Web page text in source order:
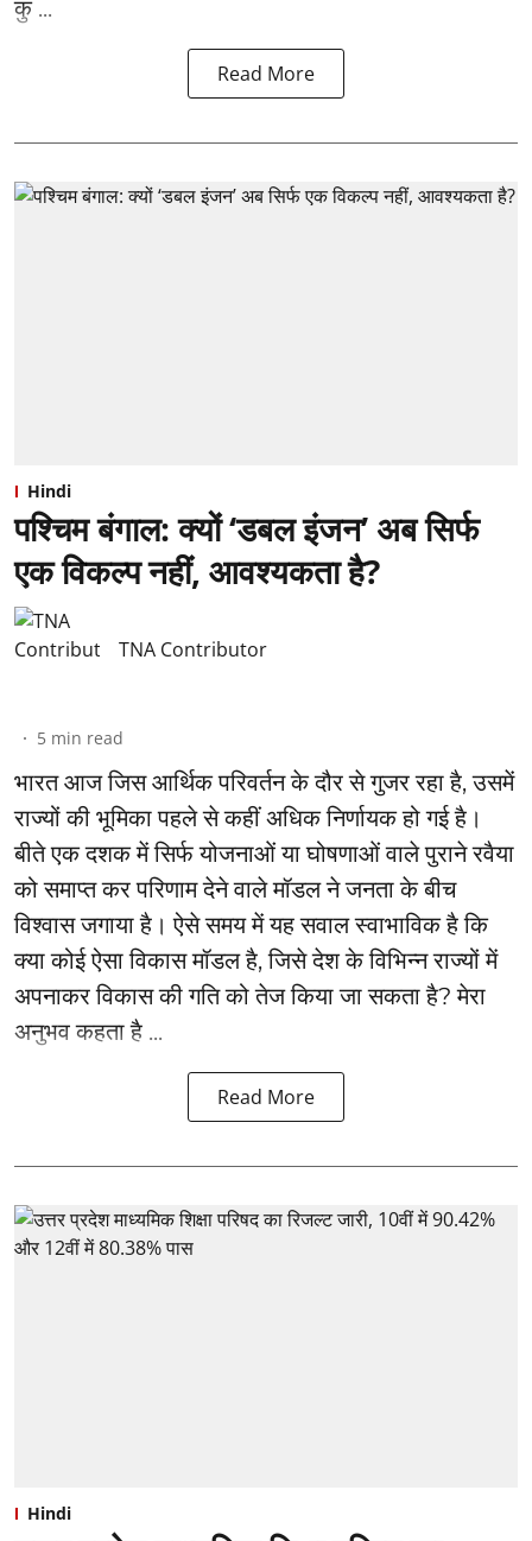
कु ...
Read More
Hindi
पश्चिम बंगाल: क्यों ‘डबल इंजन’ अब सिर्फ
एक विकल्प नहीं, आवश्यकता है?
TNA Contributor
5 min read
भारत आज जिस आर्थिक परिवर्तन के दौर से गुजर रहा है, उसमें
राज्यों की भूमिका पहले से कहीं अधिक निर्णायक हो गई है।
बीते एक दशक में सिर्फ योजनाओं या घोषणाओं वाले पुराने रवैया
को समाप्त कर परिणाम देने वाले मॉडल ने जनता के बीच
विश्वास जगाया है। ऐसे समय में यह सवाल स्वाभाविक है कि
क्या कोई ऐसा विकास मॉडल है, जिसे देश के विभिन्न राज्यों में
अपनाकर विकास की गति को तेज किया जा सकता है? मेरा
अनुभव कहता है ...
Read More
Hindi